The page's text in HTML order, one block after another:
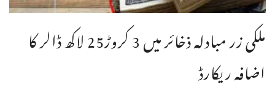
ملکی زر مبادلہ ذخائر میں 3 کروڑ25 لاکھ ڈالر کا
اضافہ ریکارڈ